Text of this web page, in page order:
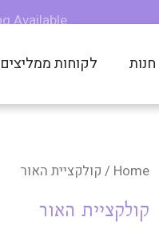
Available
Available
Available
חנות לקוחות ממליצים
Home / קולקציית האור
קולקציית האור